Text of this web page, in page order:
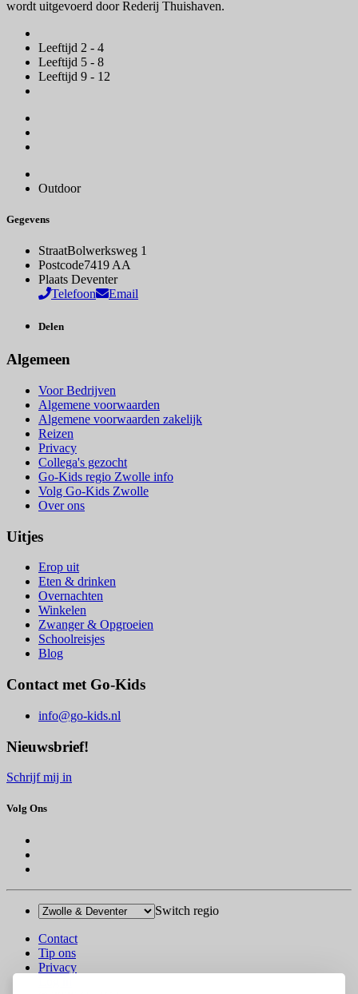
wordt uitgevoerd door Rederij Thuishaven.
Leeftijd 2 - 4
Leeftijd 5 - 8
Leeftijd 9 - 12
Outdoor
Gegevens
StraatBolwerksweg 1
Postcode7419 AA
Plaats Deventer
Telefoon
Email
Delen
Algemeen
Voor Bedrijven
Algemene voorwaarden
Algemene voorwaarden zakelijk
Reizen
Privacy
Collega's gezocht
Go-Kids regio Zwolle info
Volg Go-Kids Zwolle
Over ons
Uitjes
Erop uit
Eten & drinken
Overnachten
Winkelen
Zwanger & Opgroeien
Schoolreisjes
Blog
Contact met Go-Kids
info@go-kids.nl
Nieuwsbrief!
Schrijf mij in
Volg Ons
Switch regio
Contact
Tip ons
Privacy